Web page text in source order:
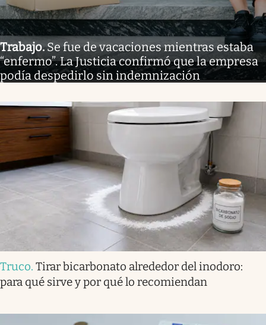
Trabajo.Se fue de vacaciones mientras estaba
“enfermo”. La Justicia confirmó que la empresa
podía despedirlo sin indemnización
Truco. Tirar bicarbonato alrededor del inodoro:
para qué sirve y por qué lo recomiendan